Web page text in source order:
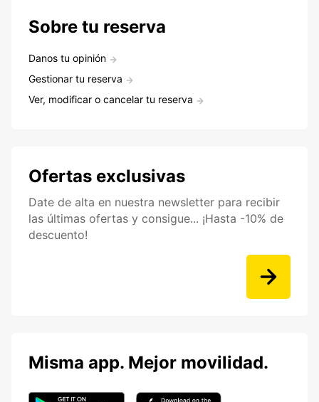
Sobre tu reserva
Danos tu opinión
Gestionar tu reserva
Ver, modificar o cancelar tu reserva
Ofertas exclusivas
Date de alta en nuestra newsletter para recibir
las últimas ofertas y consigue... ¡Hasta -10% de
descuento!
Misma app. Mejor movilidad.